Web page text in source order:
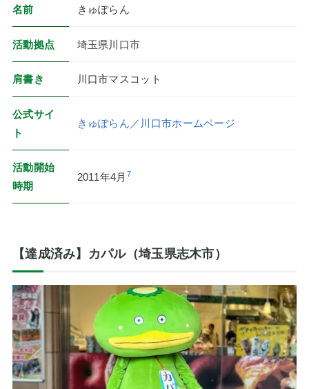
名前 きゅぽらん
活動拠点 埼玉県川口市
肩書き 川口市マスコット
公式サイ
ト
きゅぽらん／川口市ホームページ
活動開始
時期
2011年4月 7
【達成済み】カパル（埼玉県志木市）